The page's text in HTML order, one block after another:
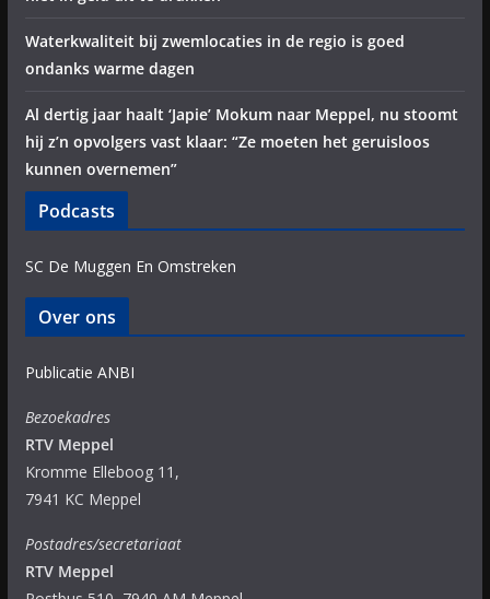
Waterkwaliteit bij zwemlocaties in de regio is goed
ondanks warme dagen
Al dertig jaar haalt ‘Japie’ Mokum naar Meppel, nu stoomt
hij z’n opvolgers vast klaar: “Ze moeten het geruisloos
kunnen overnemen”
Podcasts
SC De Muggen En Omstreken
Over ons
Publicatie ANBI
Bezoekadres
RTV Meppel
Kromme Elleboog 11,
7941 KC Meppel
Postadres/secretariaat
RTV Meppel